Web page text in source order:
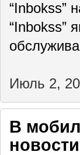
“Inbokss”
“Inbokss”
Июль 2,
В